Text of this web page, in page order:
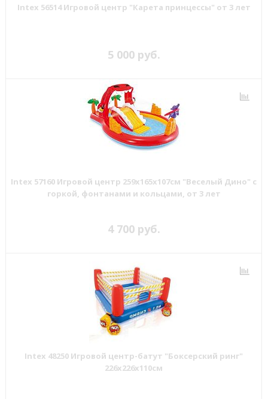
Intex 56514 Игровой центр "Карета принцессы" от 3 лет
5 000 руб.
Intex 57160 Игровой центр 259х165х107см "Веселый Дино" с
горкой, фонтанами и кольцами, от 3 лет
4 700 руб.
Intex 48250 Игровой центр-батут "Боксерский ринг"
226x226x110см